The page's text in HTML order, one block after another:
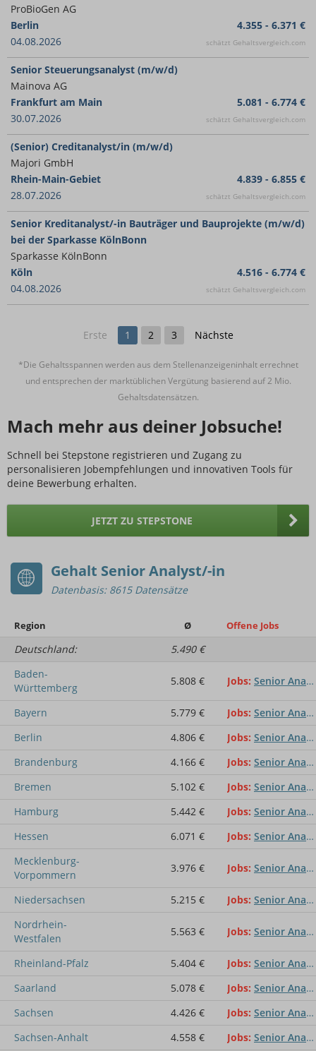
ProBioGen AG
Berlin
04.08.2026
4.355 - 6.371 €
schätzt Gehaltsvergleich.com
Senior Steuerungsanalyst (m/w/d)
Mainova AG
Frankfurt am Main
30.07.2026
5.081 - 6.774 €
schätzt Gehaltsvergleich.com
(Senior) Creditanalyst/in (m/w/d)
Majori GmbH
Rhein-Main-Gebiet
28.07.2026
4.839 - 6.855 €
schätzt Gehaltsvergleich.com
Senior Kreditanalyst/-in Bauträger und Bauprojekte (m/w/d)
bei der Sparkasse KölnBonn
Sparkasse KölnBonn
Köln
04.08.2026
4.516 - 6.774 €
schätzt Gehaltsvergleich.com
Erste 1 2 3 Nächste
*Die Gehaltsspannen werden aus dem Stellenanzeigeninhalt errechnet
und entsprechen der marktüblichen Vergütung basierend auf 2 Mio.
Gehaltsdatensätzen.
Mach mehr aus deiner Jobsuche!
Schnell bei Stepstone registrieren und Zugang zu
personalisieren Jobempfehlungen und innovativen Tools für
deine Bewerbung erhalten.
JETZT ZU STEPSTONE
Gehalt Senior Analyst/-in
Datenbasis: 8615 Datensätze
Region Ø Offene Jobs
Deutschland:
5.490 €
Baden-
Württemberg
5.808 € Jobs Senior Analyst/-in
Bayern 5.779 € Jobs Senior Analyst/-in
Berlin
4.806 € Jobs Senior Analyst/-in
Brandenburg
4.166 € Jobs Senior Analyst/-in
Bremen
5.102 € Jobs Senior Analyst/-in
Hamburg
5.442 € Jobs Senior Analyst/-in
Hessen
6.071 € Jobs Senior Analyst/-in
Mecklenburg-
Vorpommern
3.976 € Jobs Senior Analyst/-in
Niedersachsen 5.215 € Jobs Senior Analyst/-in
Nordrhein-
Westfalen
5.563 € Jobs Senior Analyst/-in
Rheinland-Pfalz 5.404 € Jobs Senior Analyst/-in
Saarland
5.078 € Jobs Senior Analyst/-in
Sachsen
4.426 € Jobs Senior Analyst/-in
Sachsen-Anhalt
4.558 € Jobs Senior Analyst/-in